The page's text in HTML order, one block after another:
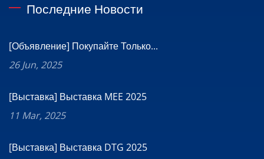
Последние Новости
[Объявление] Покупайте Только...
26 Jun, 2025
[Выставка] Выставка MEE 2025
11 Mar, 2025
[Выставка] Выставка DTG 2025